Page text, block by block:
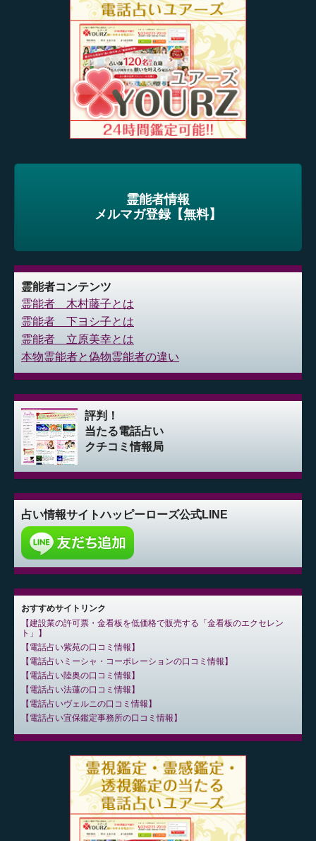
霊能者情報
メルマガ登録【無料】
霊能者コンテンツ
霊能者 木村藤子とは
霊能者 下ヨシ子とは
霊能者 立原美幸とは
本物霊能者と偽物霊能者の違い
評判！
当たる電話占い
クチコミ情報局
占い情報サイトハッピーローズ公式LINE
おすすめサイトリンク
建設業の許可票・金看板を低価格で販売する「金看板のエクセレン
ト」
電話占い紫苑の口コミ情報
電話占いミーシャ・コーポレーションの口コミ情報
電話占い陸奥の口コミ情報
電話占い法蓮の口コミ情報
電話占いヴェルニの口コミ情報
電話占い宜保鑑定事務所の口コミ情報